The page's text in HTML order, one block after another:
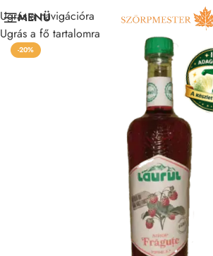
Ugrás a navigációra
Ugrás a fő tartalomra
MENÜ
-20%